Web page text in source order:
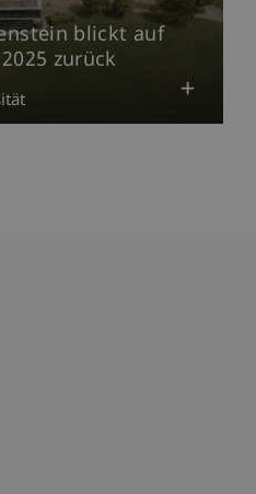
blickt auf
zurück
Hinweise